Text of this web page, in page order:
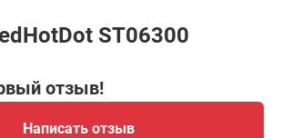
ST06300
отзыв!
Написать отзыв